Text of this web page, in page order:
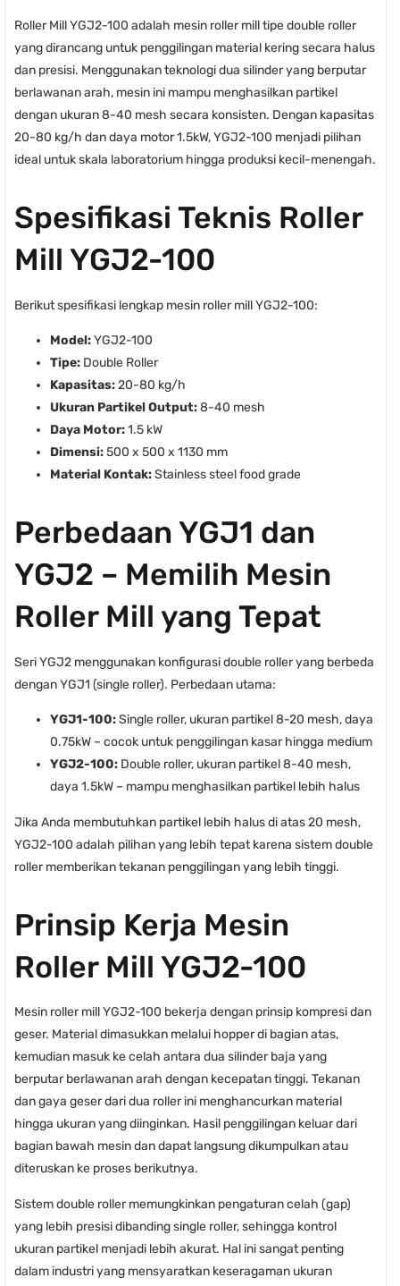
Roller Mill YGJ2-100 adalah mesin roller mill tipe double roller
yang dirancang untuk penggilingan material kering secara halus
dan presisi. Menggunakan teknologi dua silinder yang berputar
berlawanan arah, mesin ini mampu menghasilkan partikel
dengan ukuran 8-40 mesh secara konsisten. Dengan kapasitas
20-80 kg/h dan daya motor 1.5kW, YGJ2-100 menjadi pilihan
ideal untuk skala laboratorium hingga produksi kecil-menengah.
Spesifikasi Teknis Roller
Mill YGJ2-100
Berikut spesifikasi lengkap mesin roller mill YGJ2-100:
Model:YGJ2-100
Tipe: Double Roller
Kapasitas:20-80 kg/h
Ukuran Partikel Output:8-40 mesh
Daya Motor:1.5 kW
Dimensi:500 x 500 x 1130 mm
Material Kontak:Stainless steel food grade
Perbedaan YGJ1 dan
YGJ2 – Memilih Mesin
Roller Mill yang Tepat
Seri YGJ2 menggunakan konfigurasi double roller yang berbeda
dengan YGJ1 (single roller). Perbedaan utama:
YGJ1-100:Single roller, ukuran partikel 8-20 mesh, daya
0.75kW – cocok untuk penggilingan kasar hingga medium
YGJ2-100: Double roller, ukuran partikel 8-40 mesh,
daya 1.5kW – mampu menghasilkan partikel lebih halus
Jika Anda membutuhkan partikel lebih halus di atas 20 mesh,
YGJ2-100 adalah pilihan yang lebih tepat karena sistem double
roller memberikan tekanan penggilingan yang lebih tinggi.
Prinsip Kerja Mesin
Roller Mill YGJ2-100
Mesin roller mill YGJ2-100 bekerja dengan prinsip kompresi dan
geser. Material dimasukkan melalui hopper di bagian atas,
kemudian masuk ke celah antara dua silinder baja yang
berputar berlawanan arah dengan kecepatan tinggi. Tekanan
dan gaya geser dari dua roller ini menghancurkan material
hingga ukuran yang diinginkan. Hasil penggilingan keluar dari
bagian bawah mesin dan dapat langsung dikumpulkan atau
diteruskan ke proses berikutnya.
Sistem double roller memungkinkan pengaturan celah (gap)
yang lebih presisi dibanding single roller, sehingga kontrol
ukuran partikel menjadi lebih akurat. Hal ini sangat penting
dalam industri yang mensyaratkan keseragaman ukuran